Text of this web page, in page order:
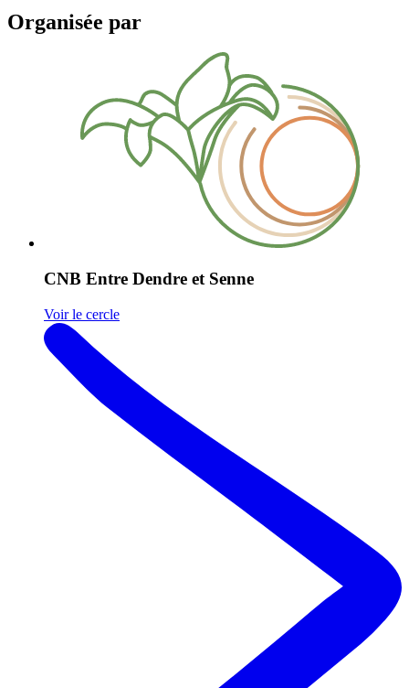
Organisée par
CNB Entre Dendre et Senne
Voir le cercle